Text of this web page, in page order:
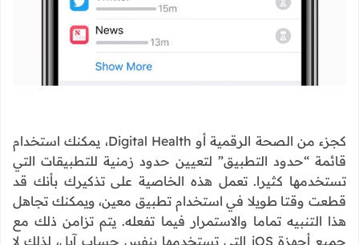
كجزء من الصحة الرقمية أو Digital Health، يمكنك استخدام
قائمة “حدود التطبيق” لتعيين حدود زمنية للتطبيقات التي
تستخدمها كثيرا. تعمل هذه الخاصية على تذكيرك بأنك قد
قطعت وقتا طويلا في استخدام تطبيق معين، ويمكنك تجاهل
هذا التنبيه تماما والاستمرار فيما تفعله. يتم تزامن ذلك مع
جميع أجهزة iOS التي تستخدمها بنفس حساب آبل، لذلك لا